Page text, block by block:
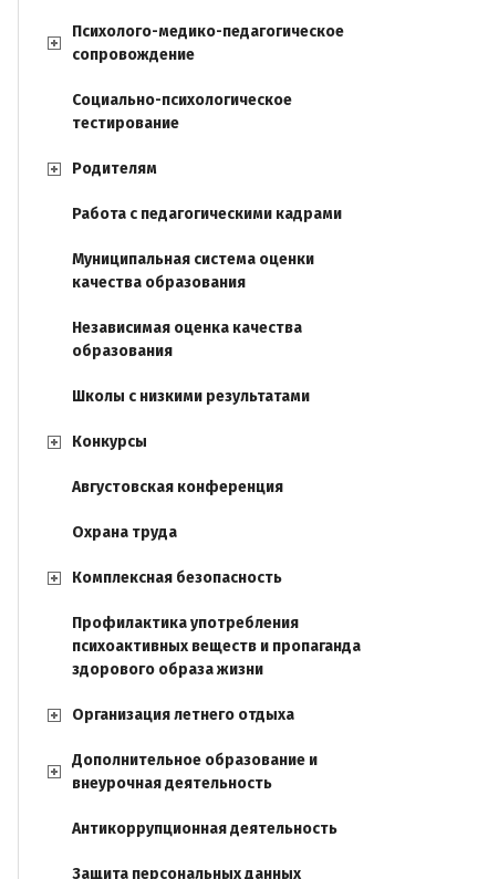
Психолого-медико-педагогическое
сопровождение
Социально-психологическое
тестирование
Родителям
Работа с педагогическими кадрами
Муниципальная система оценки
качества образования
Независимая оценка качества
образования
Школы с низкими результатами
Конкурсы
Августовская конференция
Охрана труда
Комплексная безопасность
Профилактика употребления
психоактивных веществ и пропаганда
здорового образа жизни
Организация летнего отдыха
Дополнительное образование и
внеурочная деятельность
Антикоррупционная деятельность
Защита персональных данных